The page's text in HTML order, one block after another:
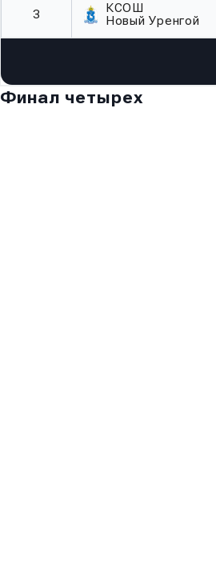
3
КСОШ
Новый Уренгой
Финал четырех